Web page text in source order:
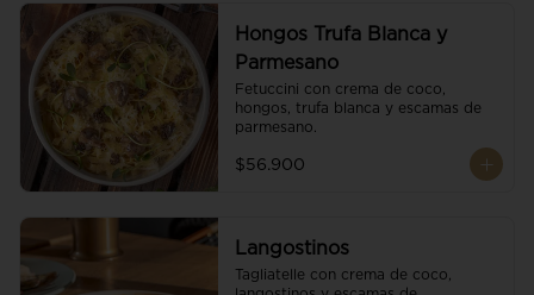
Hongos Trufa Blanca y
Parmesano
Fetuccini con crema de coco,
hongos, trufa blanca y escamas de
parmesano.
$56.900
Langostinos
Tagliatelle con crema de coco,